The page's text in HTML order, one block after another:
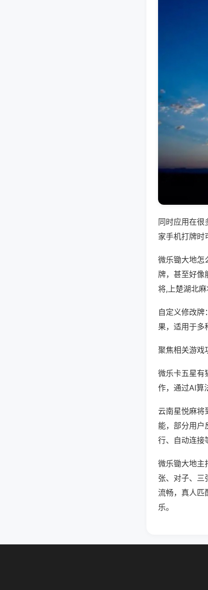
同时应用在很
家手机打牌时
微乐锄大地怎
牌，甚至好像
将,上楚湖北
自定义修改牌
果，适用于多
聚焦相关游戏
微乐卡五星有
作，通过AI算
云南星悦麻将
能，部分用户
行、自动连接
微乐锄大地主
张、对子、三
流畅，真人匹
乐。